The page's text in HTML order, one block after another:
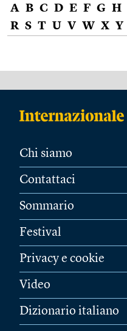
A B C D E F G H
R S T U V W X Y
Chi siamo
Contattaci
Sommario
Festival
Privacy e cookie
Video
Dizionario italiano